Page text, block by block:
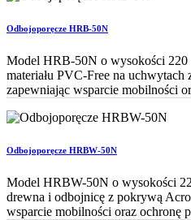
Odbojoporęcze HRB-50N
Model HRB-50N o wysokości 220
materiału PVC-Free na uchwytach
zapewniając wsparcie mobilności
Odbojoporęcze HRBW-50N
Model HRBW-50N o wysokości
drewna i odbojnicę z pokrywą
wsparcie mobilności oraz ochronę